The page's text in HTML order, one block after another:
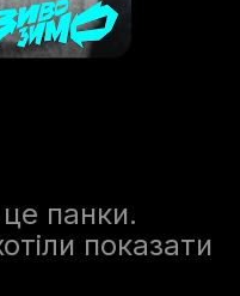
панки.
показати